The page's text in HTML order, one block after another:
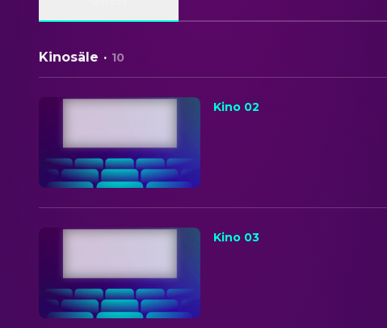
Kinosäle · 10
Kino 02
Kino 03